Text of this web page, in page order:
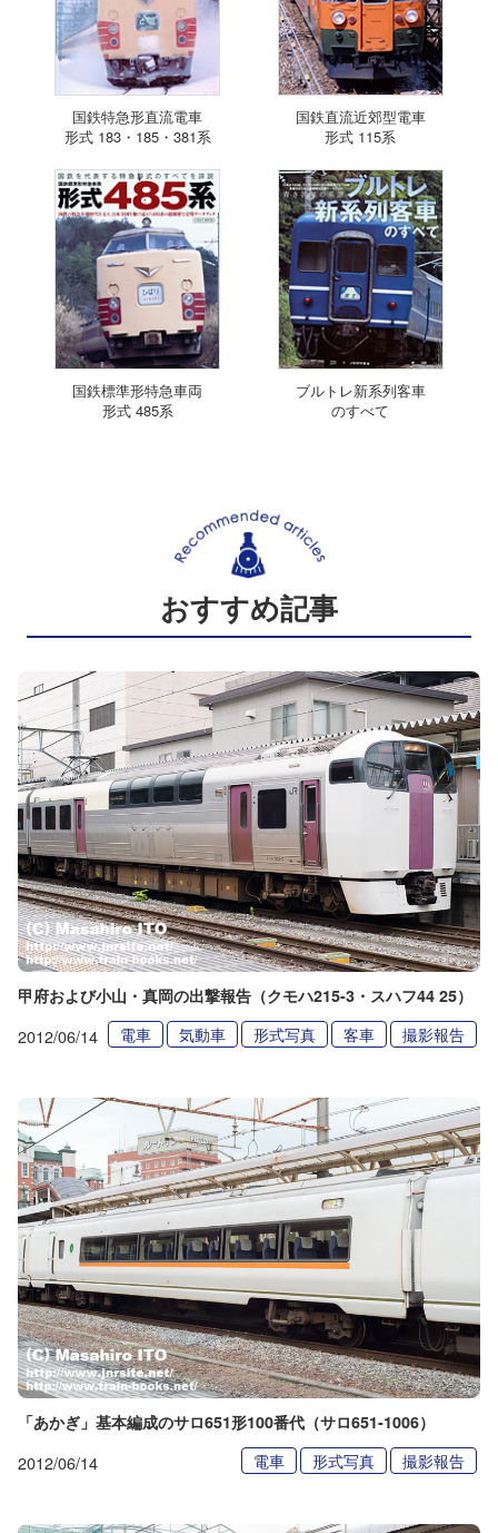
国鉄特急形直流電車
形式 183・185・381系
国鉄直流近郊型電車
形式 115系
国鉄標準形特急車両
形式 485系
ブルトレ新系列客車
のすべて
おすすめ記事
甲府および小山・真岡の出撃報告（クモハ215-3・スハフ44 25）
2012/06/14 電車 気動車 形式写真 客車 撮影報告
「あかぎ」基本編成のサロ651形100番代（サロ651-1006）
2012/06/14 電車 形式写真 撮影報告